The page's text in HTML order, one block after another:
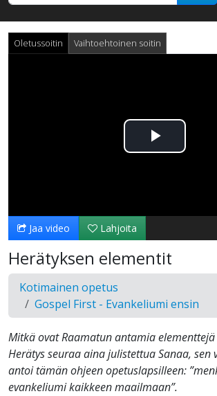
Oletussoitin Vaihtoehtoinen soitin
Toista
Jaa video Lahjoita
Herätyksen elementit
Kotimainen opetus
Gospel First - Evankeliumi ensin
Mitkä ovat Raamatun antamia elementtejä
Herätys seuraa aina julistettua Sanaa, sen
antoi tämän ohjeen opetuslapsilleen:
evankeliumi kaikkeen maailmaan”.